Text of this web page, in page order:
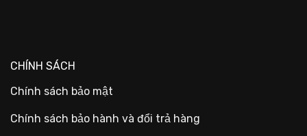
CHÍNH SÁCH
Chính sách bảo mật
Chính sách bảo hành và đổi trả hàng